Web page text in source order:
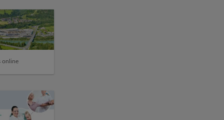
online